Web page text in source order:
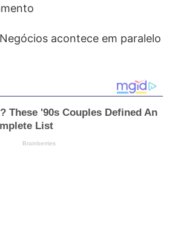
acontece em paralelo